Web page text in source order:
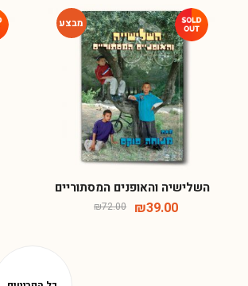
השלישיה והאופנים המסתוריים
₪72.00 ₪39.00